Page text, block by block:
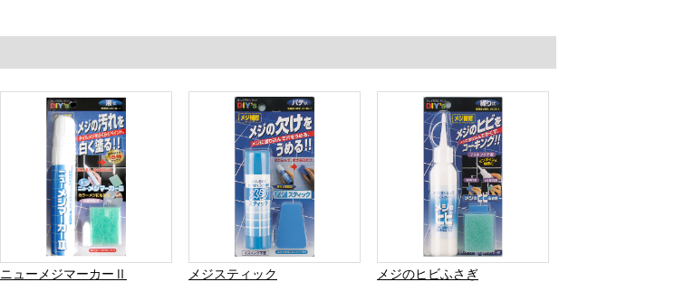
ニューメジマーカーⅡ メジスティック メジのヒビふさぎ